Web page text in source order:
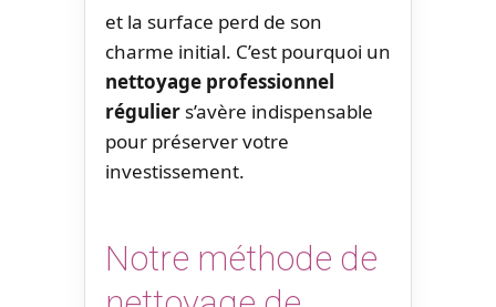
et la surface perd de son
charme initial. C’est pourquoi un
nettoyage professionnel
régulier s’avère indispensable
pour préserver votre
investissement.
Notre méthode de